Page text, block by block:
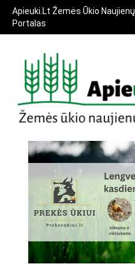
Apieuki.Lt Žemės Ūkio Naujienų
Portalas